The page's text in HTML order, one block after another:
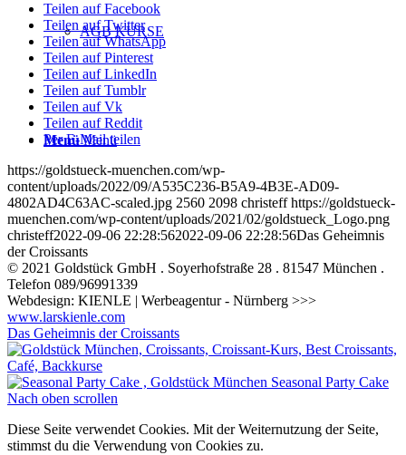
AGB KURSE
Menü Menü
Teilen auf Facebook
Teilen auf Twitter
Teilen auf WhatsApp
Teilen auf Pinterest
Teilen auf LinkedIn
Teilen auf Tumblr
Teilen auf Vk
Teilen auf Reddit
Per E-Mail teilen
https://goldstueck-muenchen.com/wp-
content/uploads/2022/09/A535C236-B5A9-4B3E-AD09-
4802AD4C63AC-scaled.jpg 2560 2098 christeff https://goldstueck-
muenchen.com/wp-content/uploads/2021/02/goldstueck_Logo.png
christeff2022-09-06 22:28:562022-09-06 22:28:56Das Geheimnis
der Croissants
© 2021 Goldstück GmbH . Soyerhofstraße 28 . 81547 München .
Telefon 089/96991339
Webdesign: KIENLE | Werbeagentur - Nürnberg >>>
www.larskienle.com
Das Geheimnis der Croissants
Seasonal Party Cake
Nach oben scrollen
Diese Seite verwendet Cookies. Mit der Weiternutzung der Seite,
stimmst du die Verwendung von Cookies zu.